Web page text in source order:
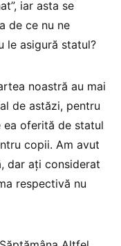
iar asta se
de ce nu ne
le asigură statul?
noastră au mai
de astăzi, pentru
ea oferită de statul
copii. Am avut
dar ați considerat
respectivă nu